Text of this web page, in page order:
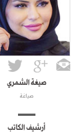
صيغة الشمري
صياغة
أرشيف الكاتب